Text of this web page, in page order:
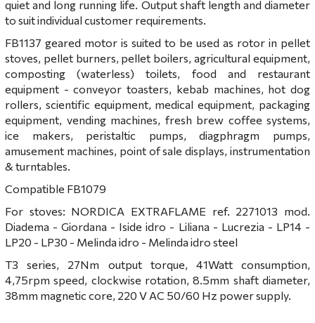
quiet and long running life. Output shaft length and diameter
to suit individual customer requirements.
FB1137 geared motor is suited to be used as rotor in pellet
stoves, pellet burners, pellet boilers, agricultural equipment,
composting (waterless) toilets, food and restaurant
equipment - conveyor toasters, kebab machines, hot dog
rollers, scientific equipment, medical equipment, packaging
equipment, vending machines, fresh brew coffee systems,
ice makers, peristaltic pumps, diagphragm pumps,
amusement machines, point of sale displays, instrumentation
& turntables.
Compatible FB1079
For stoves: NORDICA EXTRAFLAME ref. 2271013 mod.
Diadema - Giordana - Iside idro - Liliana - Lucrezia - LP14 -
LP20 - LP30 - Melinda idro - Melinda idro steel
T3 series, 27Nm output torque, 41Watt consumption,
4,75rpm speed, clockwise rotation, 8.5mm shaft diameter,
38mm magnetic core, 220 V AC 50/60 Hz power supply.